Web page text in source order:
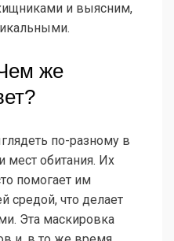
и выясним,
же
по-разному в
мест обитания. Их
помогает им
средой, что делает
Эта маскировка